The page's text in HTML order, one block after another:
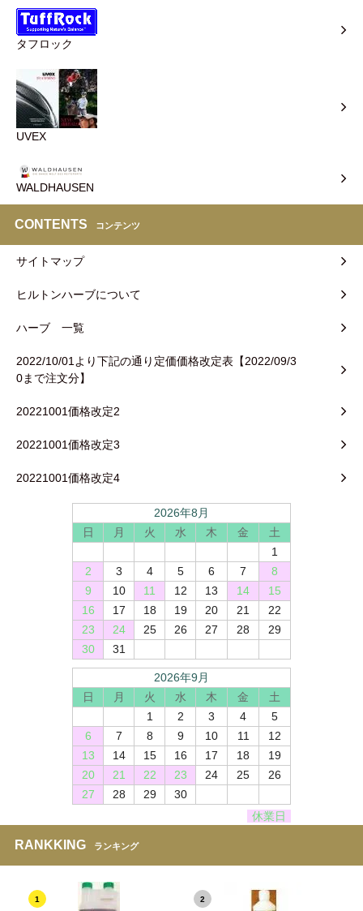
タフロック
UVEX
WALDHAUSEN
CONTENTS コンテンツ
サイトマップ
ヒルトンハーブについて
ハーブ 一覧
2022/10/01より下記の通り定価価格改定表【2022/09/3
0まで注文分】
20221001価格改定2
20221001価格改定3
20221001価格改定4
2026年8月
日
月 火 水 木 金
土
1
2
3 4 5 6 7
8
9
10 11 12 13 14
15
16
17 18 19 20 21
22
23
24 25 26 27 28
29
30
31
2026年9月
日
月 火 水 木 金
土
1
2 3 4
5
6
7 8 9 10 11
12
13
14 15 16 17 18
19
20
21 22 23 24 25
26
27
28 29
30
休業日
RANKKING ランキング
1 2